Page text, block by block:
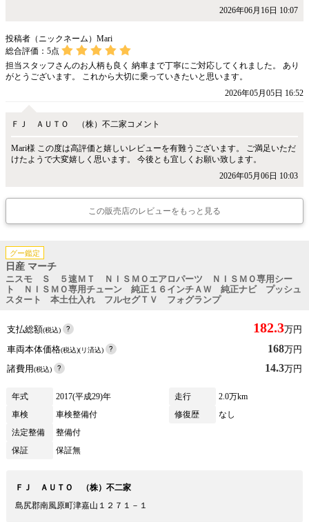
2026年06月16日 10:07
投稿者（ニックネーム）Mari
総合評価： 5点
担当スタッフさんのお人柄も良く 納車まで丁寧にご対応してくれました。 あり
がとうございます。 これから大切に乗っていきたいと思います。
2026年05月05日 16:52
ＦＪ ＡＵＴＯ （株）不二家コメント
Mari様 この度は高評価と嬉しいレビューを有難うございます。 ご満足いただ
けたようで大変嬉しく思います。 今後とも宜しくお願い致します。
2026年05月06日 10:03
この販売店のレビューをもっと見る
グー鑑定
日産 マーチ
ニスモ Ｓ ５速ＭＴ ＮＩＳＭＯエアロパーツ ＮＩＳＭＯ専用シー
ト ＮＩＳＭＯ専用チューン 純正１６インチＡＷ 純正ナビ プッシュ
スタート 本土仕入れ フルセグＴＶ フォグランプ
支払総額(税込) 182.3万円
車両本体価格(税込)(リ済込) 168万円
諸費用(税込) 14.3万円
年式 2017(平成29)年 走行
2.0万km
車検
車検整備付 修復歴
なし
法定整備
整備付
保証
保証無
ＦＪ ＡＵＴＯ （株）不二家
島尻郡南風原町津嘉山１２７１－１